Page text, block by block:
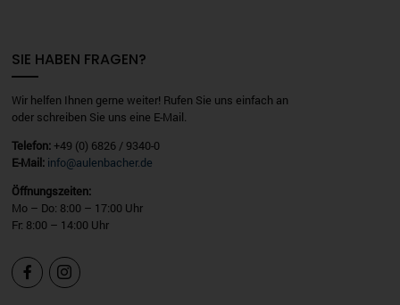
SIE HABEN FRAGEN?
Wir helfen Ihnen gerne weiter! Rufen Sie uns einfach an
oder schreiben Sie uns eine E-Mail.
Telefon:+49 (0) 6826 / 9340-0
E-Mail: info@aulenbacher.de
Öffnungszeiten:
Mo – Do: 8:00 – 17:00 Uhr
Fr: 8:00 – 14:00 Uhr
 